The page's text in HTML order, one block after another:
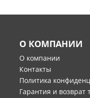
О КОМПАНИИ
О компании
Контакты
Политика
Гарантия и возврат